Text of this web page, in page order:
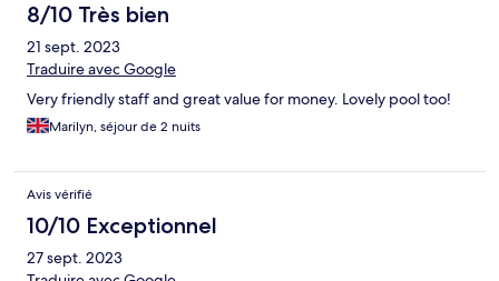
8/10 Très bien
21 sept. 2023
Traduire avec Google
Very friendly staff and great value for money. Lovely pool too!
Marilyn, séjour de 2 nuits
Avis vérifié
10/10 Exceptionnel
27 sept. 2023